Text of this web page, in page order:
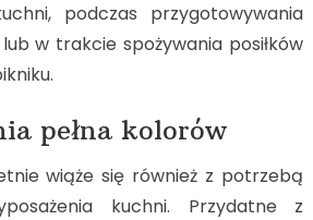
podczas przygotowywania
w trakcie spożywania posiłków
pełna kolorów
wiąże się również z potrzebą
kuchni. Przydatne z